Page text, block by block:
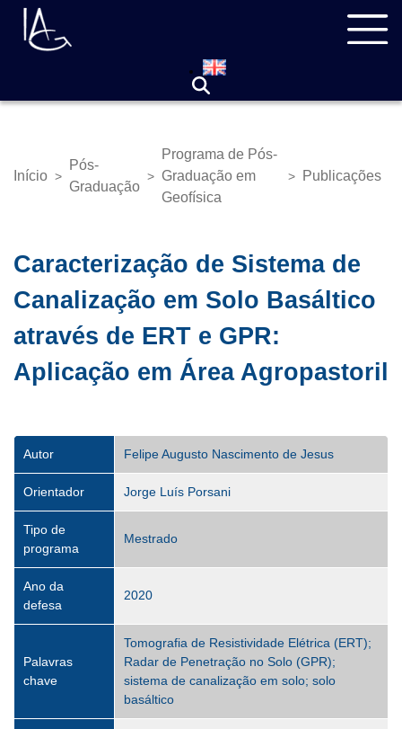
Pular
para
Trilha
Início >
Pós-
Graduação
>
Programa de Pós-
Graduação em
Geofísica
> Publicações
Caracterização de Sistema de
Canalização em Solo Basáltico
através de ERT e GPR:
Aplicação em Área Agropastoril
Autor Felipe Augusto Nascimento de Jesus
Orientador Jorge Luís Porsani
Tipo de
programa
Mestrado
Ano da
defesa
2020
Palavras
chave
Tomografia de Resistividade Elétrica (ERT);
Radar de Penetração no Solo (GPR);
sistema de canalização em solo; solo
basáltico